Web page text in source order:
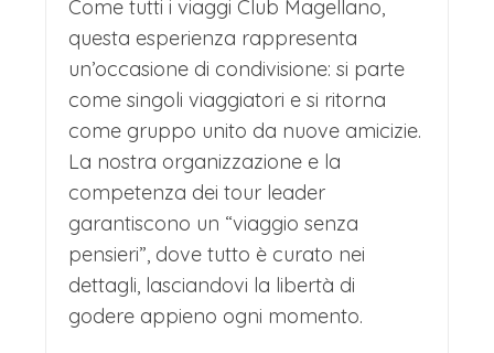
Come tutti i viaggi Club Magellano,
questa esperienza rappresenta
un’occasione di condivisione: si parte
come singoli viaggiatori e si ritorna
come gruppo unito da nuove amicizie.
La nostra organizzazione e la
competenza dei tour leader
garantiscono un “viaggio senza
pensieri”, dove tutto è curato nei
dettagli, lasciandovi la libertà di
godere appieno ogni momento.